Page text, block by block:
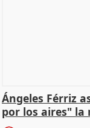
Ángeles Férriz
por los aires" la